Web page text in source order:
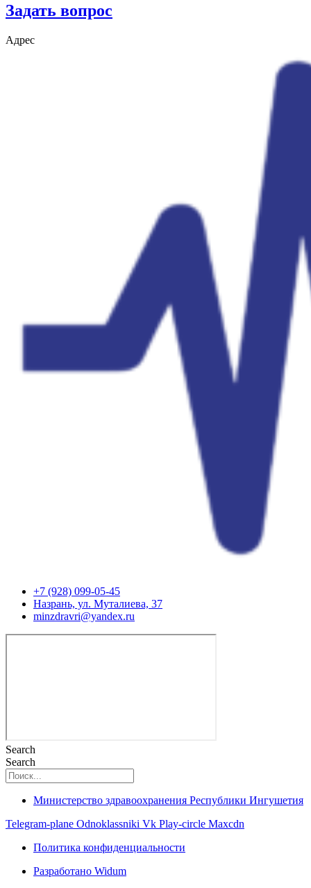
Задать вопрос
Адрес
+7 (928) 099-05-45
Назрань, ул. Муталиева, 37
minzdravri@yandex.ru
Search
Search
Министерство здравоохранения Республики Ингушетия
Telegram-plane Odnoklassniki Vk Play-circle Maxcdn
Политика конфиденциальности
Разработано Widum